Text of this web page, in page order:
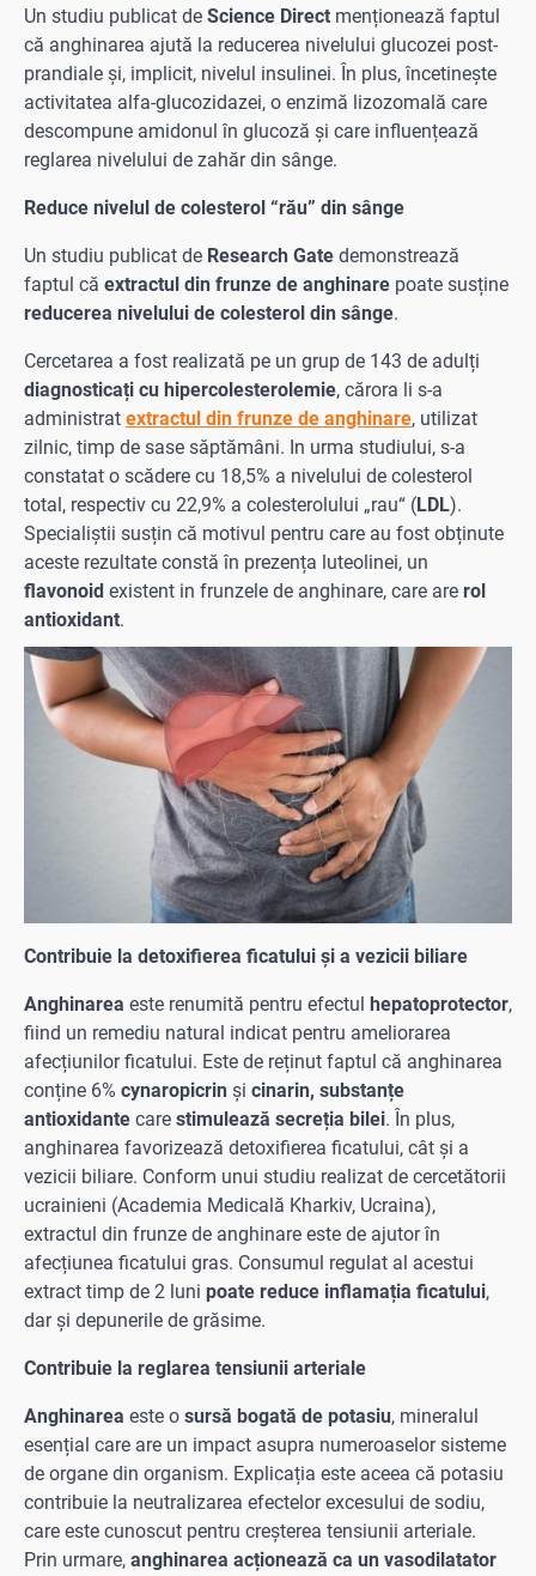
Un studiu publicat de Science Direct menționează faptul
că anghinarea ajută la reducerea nivelului glucozei post-
prandiale și, implicit, nivelul insulinei. În plus, încetinește
activitatea alfa-glucozidazei, o enzimă lizozomală care
descompune amidonul în glucoză și care influențează
reglarea nivelului de zahăr din sânge.
Reduce nivelul de colesterol “rău” din sânge
Un studiu publicat de Research Gate demonstrează
faptul că extractul din frunze de anghinare poate susține
reducerea nivelului de colesterol din sânge.
Cercetarea a fost realizată pe un grup de 143 de adulți
diagnosticați cu hipercolesterolemie, cărora li s-a
administrat extractul din frunze de anghinare, utilizat
zilnic, timp de sase săptămâni. In urma studiului, s-a
constatat o scădere cu 18,5% a nivelului de colesterol
total, respectiv cu 22,9% a colesterolului „rau“ (LDL).
Specialiștii susțin că motivul pentru care au fost obținute
aceste rezultate constă în prezența luteolinei, un
flavonoid existent in frunzele de anghinare, care are rol
antioxidant.
Contribuie la detoxifierea ficatului și a vezicii biliare
Anghinarea este renumită pentru efectul hepatoprotector,
fiind un remediu natural indicat pentru ameliorarea
afecțiunilor ficatului. Este de reținut faptul că anghinarea
conține 6% cynaropicrin și cinarin, substanțe
antioxidante care stimulează secreția bilei. În plus,
anghinarea favorizează detoxifierea ficatului, cât și a
vezicii biliare. Conform unui studiu realizat de cercetătorii
ucrainieni (Academia Medicală Kharkiv, Ucraina),
extractul din frunze de anghinare este de ajutor în
afecțiunea ficatului gras. Consumul regulat al acestui
extract timp de 2 luni poate reduce inflamația ficatului,
dar și depunerile de grăsime.
Contribuie la reglarea tensiunii arteriale
Anghinarea este o sursă bogată de potasiu, mineralul
esențial care are un impact asupra numeroaselor sisteme
de organe din organism. Explicația este aceea că potasiu
contribuie la neutralizarea efectelor excesului de sodiu,
care este cunoscut pentru creșterea tensiunii arteriale.
Prin urmare, anghinarea acționează ca un vasodilatator